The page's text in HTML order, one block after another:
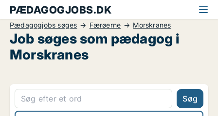
PÆDAGOGJOBS.DK
Pædagogjobs søges Færøerne Morskranes
Job søges som pædagog i
Morskranes
Søg